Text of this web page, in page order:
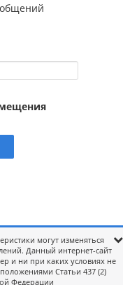
могут изменяться
Данный интернет-сайт
и ни при каких условиях не
Статьи 437 (2)
Федерации